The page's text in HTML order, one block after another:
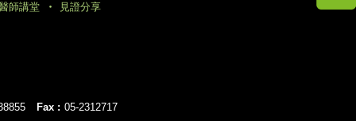
師講堂 見證分享
Fax : 05-2312717